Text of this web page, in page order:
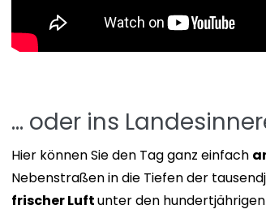
… oder ins
Hier können Sie den Tag ganz einfach
Nebenstraßen in die Tiefen der
frischer Luftunter den